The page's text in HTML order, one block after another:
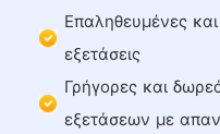
Επαληθευμένες και
εξετάσεις
Γρήγορες και
εξετάσεων με